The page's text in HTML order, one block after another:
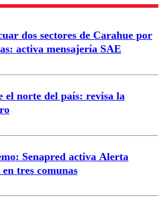
dos sectores de Carahue por
activa mensajería SAE
el norte del país: revisa la
Senapred activa Alerta
tres comunas